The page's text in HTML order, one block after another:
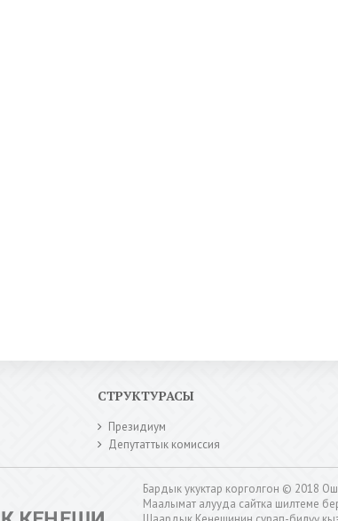
СТРУКТУРАСЫ
Президиум
Депутаттык комиссия
Бардык укуктар корголгон © 2018
Маалымат алууда сайтка шилтеме